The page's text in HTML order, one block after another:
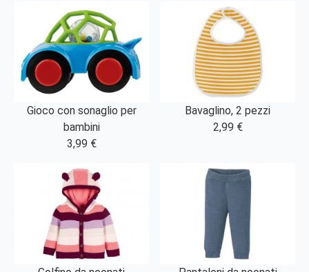
Gioco con sonaglio per
bambini
3,99 €
Bavaglino, 2 pezzi
2,99 €